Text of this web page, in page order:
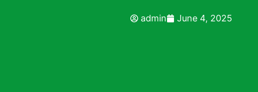
admin June 4, 2025